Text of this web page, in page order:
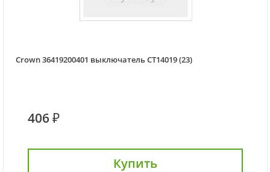
Crown 36419200401 выключатель CT14019 (23)
406 ₽
Купить